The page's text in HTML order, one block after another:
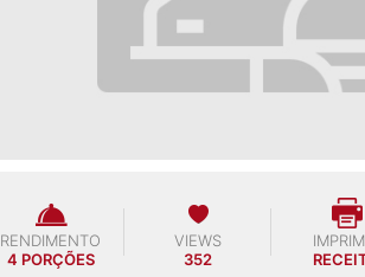
RENDIMENTO
4 PORÇÕES
VIEWS
352